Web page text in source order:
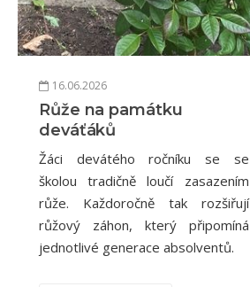
16.06.2026
Růže na památku
deváťáků
Žáci devátého ročníku se se
školou tradičně loučí zasazením
růže. Každoročně tak rozšiřují
růžový záhon, který připomíná
jednotlivé generace absolventů.